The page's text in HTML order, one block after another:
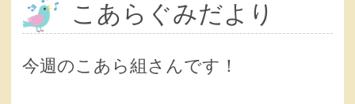
こあらぐみだより
今週のこあら組さんです！